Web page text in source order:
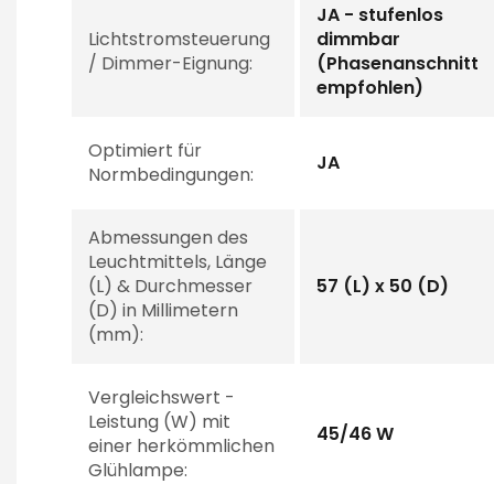
Lichtstromsteuerung
/ Dimmer-Eignung:
JA - stufenlos
dimmbar
(Phasenanschnitt
empfohlen)
Optimiert für
Normbedingungen:
JA
Abmessungen des
Leuchtmittels, Länge
(L) & Durchmesser
(D) in Millimetern
(mm):
57 (L) x 50 (D)
Vergleichswert -
Leistung (W) mit
einer herkömmlichen
Glühlampe:
45/46 W